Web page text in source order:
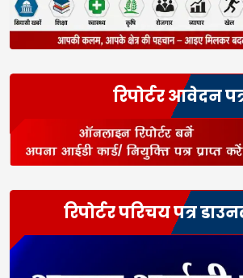
रिपोर्टर आवेदन
रिपोर्टर परिचय पत्र